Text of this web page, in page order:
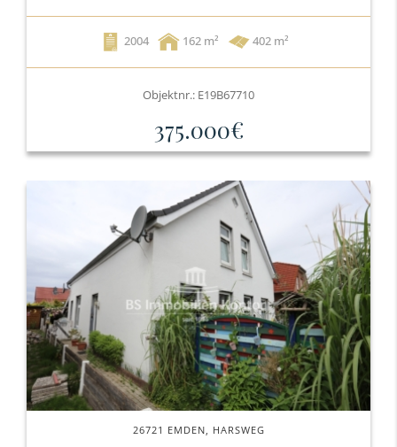
2004 162 402 m²
Objektnr.: E19B67710
375.000€
26721 EMDEN, HARSWEG